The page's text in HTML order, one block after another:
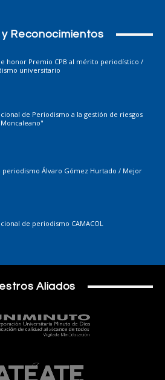
y Reconocimientos
honor Premio CPB al mérito periodístico /
universitario
de Periodismo a la gestión de riesgos
periodismo Álvaro Gómez Hurtado / Mejor
de periodismo CAMACOL
Aliados